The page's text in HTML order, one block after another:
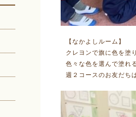
【なかよしルーム】
クレヨンで旗に色を塗
色々な色を選んで塗れ
週２コースのお友だち